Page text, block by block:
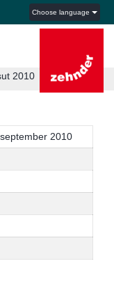
Choose language
2010
2010